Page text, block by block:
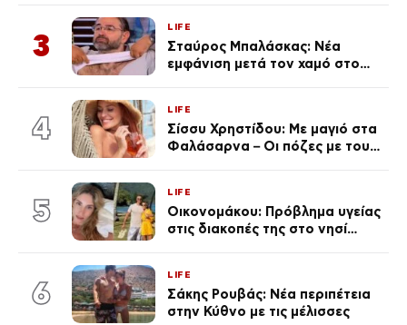
3
LIFE
Σταύρος Μπαλάσκας: Νέα
εμφάνιση μετά τον χαμό στο
4
LIFE
Σίσσυ Χρηστίδου: Με μαγιό στα
Φαλάσαρνα – Οι πόζες με τους
5
LIFE
Οικονομάκου: Πρόβλημα υγείας
στις διακοπές της στο νησί
6
LIFE
Σάκης Ρουβάς: Νέα περιπέτεια
στην Κύθνο με τις μέλισσες